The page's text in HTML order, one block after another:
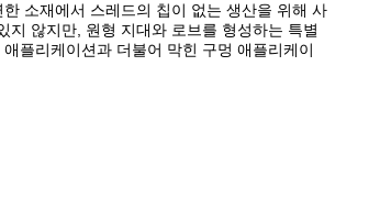
소재에서 스레드의 칩이 없는 생산을 위해 사
않지만, 원형 지대와 로브를 형성하는 특별
플리케이션과 더불어 막힌 구멍 애플리케이